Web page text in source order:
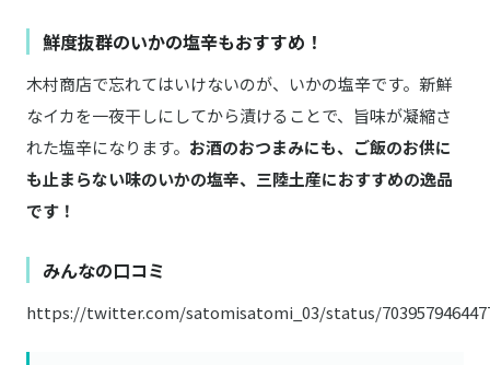
鮮度抜群のいかの塩辛もおすすめ！
木村商店で忘れてはいけないのが、いかの塩辛です。新鮮
なイカを一夜干しにしてから漬けることで、旨味が凝縮さ
れた塩辛になります。 お酒のおつまみにも、ご飯のお供に
も止まらない味のいかの塩辛、三陸土産におすすめの逸品
です！
みんなの口コミ
https://twitter.com/satomisatomi_03/status/